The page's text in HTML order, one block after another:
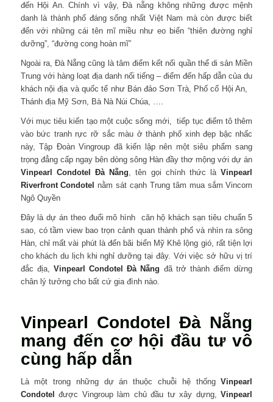
đến Hội An. Chính vì vậy, Đà nẵng không những được mệnh
danh là thành phố đáng sống nhất Việt Nam mà còn được biết
đến với những cái tên mĩ miều như eo biển “thiên đường nghỉ
dưỡng”, “đường cong hoàn mĩ”
Ngoài ra, Đà Nẵng cũng là tâm điểm kết nối quần thể di sản Miền
Trung với hàng loạt địa danh nổi tiếng – điểm đến hấp dẫn của du
khách nội địa và quốc tế như Bán đảo Sơn Trà, Phố cổ Hội An,
Thánh địa Mỹ Sơn, Bà Nà Núi Chúa, ….
Với mục tiêu kiến tạo một cuộc sống mới, tiếp tục điểm tô thêm
vào bức tranh rực rỡ sắc màu ở thành phố xinh đẹp bậc nhấc
này, Tập Đoàn Vingroup đã kiến lập nên một siêu phẩm sang
trọng đẳng cấp ngay bên dòng sông Hàn đầy thơ mộng với dự án
Vinpearl Condotel Đà Nẵng, tên gọi chính thức làVinpearl
Riverfront Condotel
nằm sát cạnh Trung tâm mua sắm Vincom
Ngô Quyền
Đây là dự án theo đuổi mô hình căn hộ khách sạn tiêu chuẩn 5
sao, có tầm view bao trọn cảnh quan thành phố và nhìn ra sông
Hàn, chỉ mất vài phút là đến bãi biển Mỹ Khê lộng gió, rất tiện lợi
cho khách du lịch khi nghỉ dưỡng tại đây. Với việc sở hữu vị trí
đắc địa, Vinpearl Condotel Đà Nẵng đã trở thành điểm dừng
chân lý tưởng cho bất cứ gia đình nào.
Vinpearl Condotel Đà Nẵng
mang đến cơ hội đầu tư vô
cùng hấp dẫn
Là một trong những dự án thuộc chuỗi hệ thốngVinpearl
Condotel
được Vingroup làm chủ đầu tư xây dựng,Vinpearl